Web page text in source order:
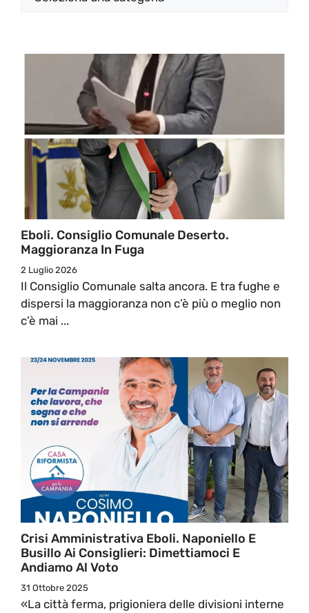
Eboli. Consiglio Comunale Deserto.
Maggioranza In Fuga
2 Luglio 2026
Il Consiglio Comunale salta ancora. E tra fughe e
dispersi la maggioranza non c’è più o meglio non
c’è mai ...
Crisi Amministrativa Eboli. Naponiello E
Busillo Ai Consiglieri: Dimettiamoci E
Andiamo Al Voto
31 Ottobre 2025
«La città ferma, prigioniera delle divisioni interne